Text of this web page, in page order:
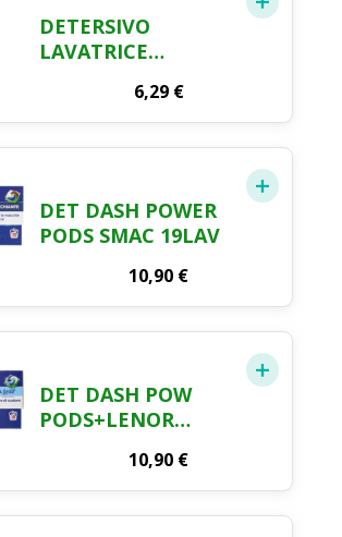
DETERSIVO
LAVATRICE
6,29 €
DET DASH POWER
PODS SMAC 19LAV
10,90 €
DET DASH POW
PODS+LENOR
10,90 €